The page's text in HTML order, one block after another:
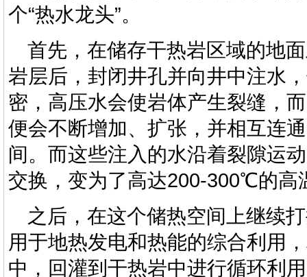
个“热水龙头”。
首先，在储存干热岩区域的地
岩层后，封闭井孔并向井中注水
密，高压水会使岩体产生裂缝，
便会不断增加、扩张，并相互连
间。而这些注入的水沿着裂隙运
交换，变为了高达200-300℃的高
之后，在这个储热空间上继续
用于地热发电和热能的综合利用
中，回灌到干热岩中进行循环利